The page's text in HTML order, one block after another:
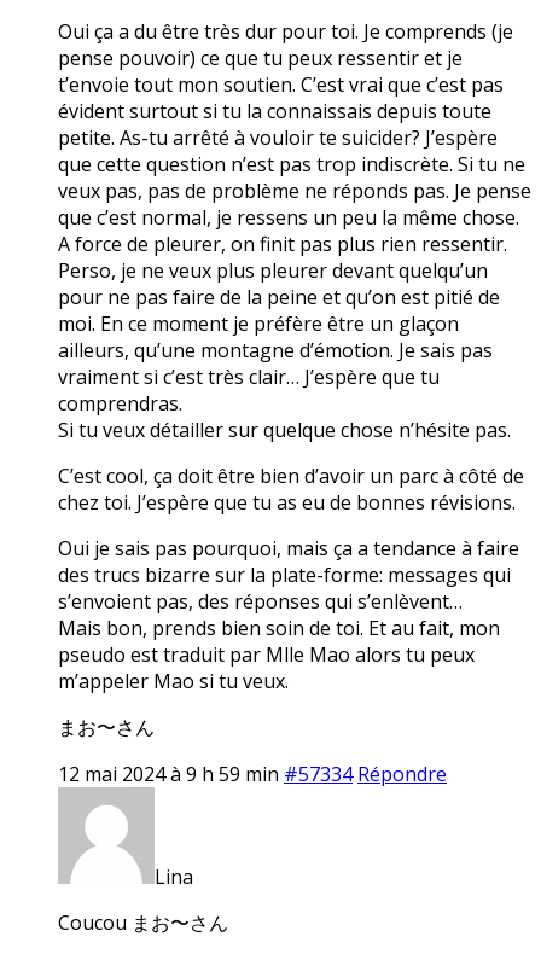
Oui ça a du être très dur pour toi. Je comprends (je
pense pouvoir) ce que tu peux ressentir et je
t’envoie tout mon soutien. C’est vrai que c’est pas
évident surtout si tu la connaissais depuis toute
petite. As-tu arrêté à vouloir te suicider? J’espère
que cette question n’est pas trop indiscrète. Si tu ne
veux pas, pas de problème ne réponds pas. Je pense
que c’est normal, je ressens un peu la même chose.
A force de pleurer, on finit pas plus rien ressentir.
Perso, je ne veux plus pleurer devant quelqu’un
pour ne pas faire de la peine et qu’on est pitié de
moi. En ce moment je préfère être un glaçon
ailleurs, qu’une montagne d’émotion. Je sais pas
vraiment si c’est très clair… J’espère que tu
comprendras.
Si tu veux détailler sur quelque chose n’hésite pas.
C’est cool, ça doit être bien d’avoir un parc à côté de
chez toi. J’espère que tu as eu de bonnes révisions.
Oui je sais pas pourquoi, mais ça a tendance à faire
des trucs bizarre sur la plate-forme: messages qui
s’envoient pas, des réponses qui s’enlèvent…
Mais bon, prends bien soin de toi. Et au fait, mon
pseudo est traduit par Mlle Mao alors tu peux
m’appeler Mao si tu veux.
まお〜さん
12 mai 2024 à 9 h 59 min #57334 Répondre
Lina
Coucou まお〜さん